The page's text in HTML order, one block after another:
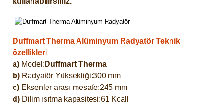
Duffmart Therma Alüminyum Radyatör Teknik
özellikleri
a) Model: Duffmart Therma
b) Radyatör Yüksekliği:300 mm
c) Eksenler arası mesafe:245 mm
d) Dilim ısıtma kapasitesi:61 Kcall